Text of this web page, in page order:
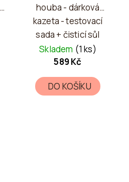
houba - dárková
kazeta - testovací
sada + čisticí sůl
Skladem (1 ks)
589 Kč
DO KOŠÍKU